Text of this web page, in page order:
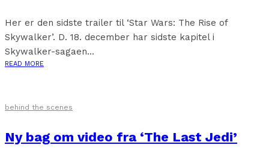
Her er den sidste trailer til ‘Star Wars: The Rise of
Skywalker’. D. 18. december har sidste kapitel i
Skywalker-sagaen...
READ MORE
behind the scenes
Ny bag om video fra ‘The Last Jedi’